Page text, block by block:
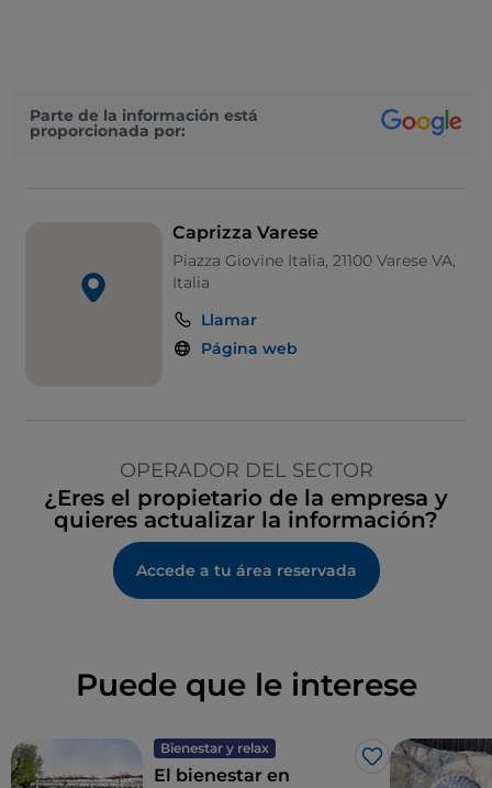
Parte de la información está
proporcionada por:
Caprizza Varese
Piazza Giovine Italia, 21100 Varese VA,
Italia
Llamar
Página web
OPERADOR DEL SECTOR
¿Eres el propietario de la empresa y
quieres actualizar la información?
Accede a tu área reservada
Puede que le interese
Bienestar y relax
Me gusta
El bienestar en